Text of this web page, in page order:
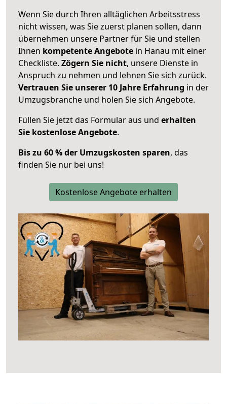
Wenn Sie durch Ihren alltäglichen Arbeitsstress
nicht wissen, was Sie zuerst planen sollen, dann
übernehmen unsere Partner für Sie und stellen
Ihnen kompetente Angebote in Hanau mit einer
Checkliste. Zögern Sie nicht, unsere Dienste in
Anspruch zu nehmen und lehnen Sie sich zurück.
Vertrauen Sie unserer 10 Jahre Erfahrung in der
Umzugsbranche und holen Sie sich Angebote.
Füllen Sie jetzt das Formular aus und erhalten
Sie kostenlose Angebote.
Bis zu 60 % der Umzugskosten sparen, das
finden Sie nur bei uns!
Kostenlose Angebote erhalten